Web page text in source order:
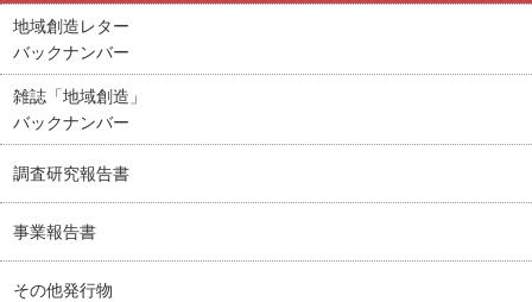
地域創造レター
バックナンバー
雑誌「地域創造」
バックナンバー
調査研究報告書
事業報告書
その他発行物